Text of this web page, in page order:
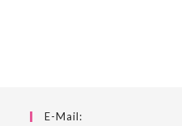
E-Mail: